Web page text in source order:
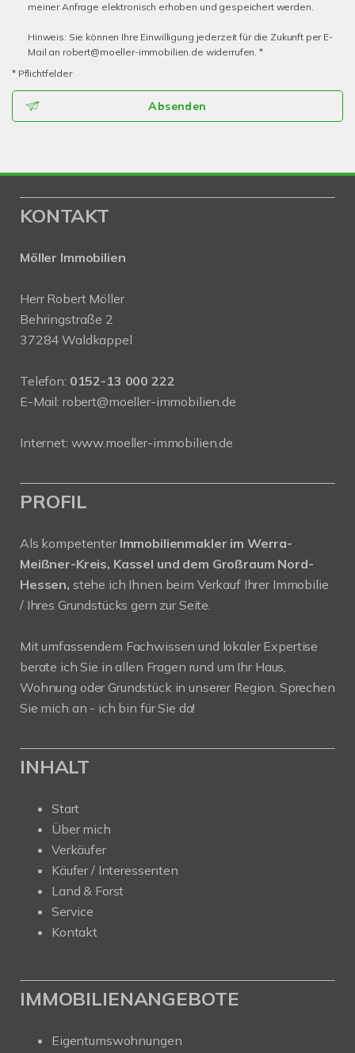
meiner Anfrage elektronisch erhoben und gespeichert werden.
Hinweis: Sie können Ihre Einwilligung jederzeit für die Zukunft per E-
Mail an robert@moeller-immobilien.de widerrufen. *
* Pflichtfelder
Absenden
KONTAKT
Möller Immobilien
Herr Robert Möller
Behringstraße 2
37284 Waldkappel
Telefon: 0152-13 000 222
E-Mail: robert@moeller-immobilien.de
Internet: www.moeller-immobilien.de
PROFIL
Als kompetenter Immobilienmakler im Werra-
Meißner-Kreis, Kassel und dem Großraum Nord-
Hessen, stehe ich Ihnen beim Verkauf Ihrer Immobilie
/ Ihres Grundstücks gern zur Seite.
Mit umfassendem Fachwissen und lokaler Expertise
berate ich Sie in allen Fragen rund um Ihr Haus,
Wohnung oder Grundstück in unserer Region. Sprechen
Sie mich an - ich bin für Sie da!
INHALT
Start
Über mich
Verkäufer
Käufer / Interessenten
Land & Forst
Service
Kontakt
IMMOBILIENANGEBOTE
Eigentumswohnungen